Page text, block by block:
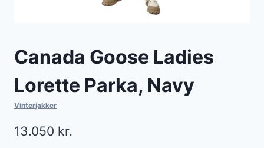
Canada Goose Ladies
Lorette Parka, Navy
Vinterjakker
13.050 kr.